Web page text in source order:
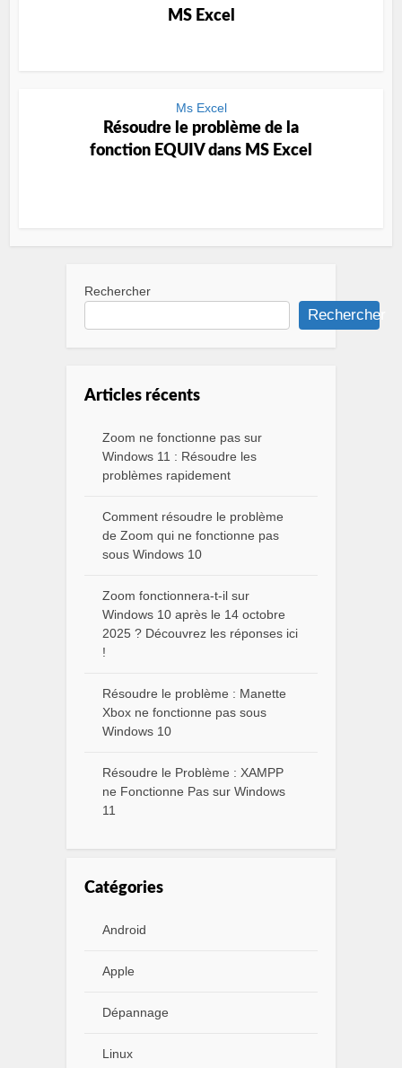
MS Excel
Ms Excel
Résoudre le problème de la
fonction EQUIV dans MS Excel
Rechercher
Rechercher
Articles récents
Zoom ne fonctionne pas sur
Windows 11 : Résoudre les
problèmes rapidement
Comment résoudre le problème
de Zoom qui ne fonctionne pas
sous Windows 10
Zoom fonctionnera-t-il sur
Windows 10 après le 14 octobre
2025 ? Découvrez les réponses ici
!
Résoudre le problème : Manette
Xbox ne fonctionne pas sous
Windows 10
Résoudre le Problème : XAMPP
ne Fonctionne Pas sur Windows
11
Catégories
Android
Apple
Dépannage
Linux